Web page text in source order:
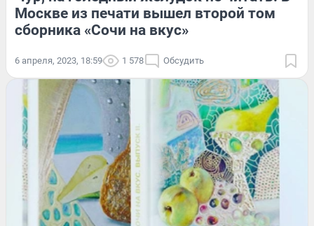
Москве из печати вышел второй том
сборника «Сочи на вкус»
6 апреля, 2023, 18:59 1 578 Обсудить